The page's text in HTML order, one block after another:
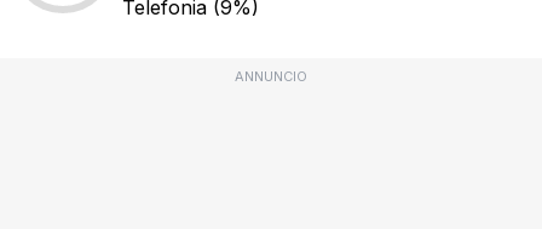
Telefonia (9%)
ANNUNCIO